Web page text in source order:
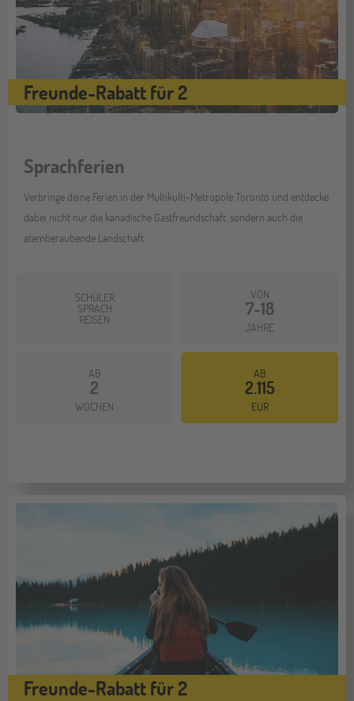
Freunde-Rabatt für 2
Sprachferien
Verbringe deine Ferien in der Multikulti-Metropole Toronto und entdecke
dabei nicht nur die kanadische Gastfreundschaft, sondern auch die
atemberaubende Landschaft.
SCHÜLER
SPRACH
REISEN
VON
7-18
JAHRE
AB
2
WOCHEN
AB
2.115
EUR
Freunde-Rabatt für 2